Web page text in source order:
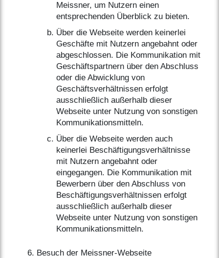
Meissner, um Nutzern einen
entsprechenden Überblick zu bieten.
Über die Webseite werden keinerlei
Geschäfte mit Nutzern angebahnt oder
abgeschlossen. Die Kommunikation mit
Geschäftspartnern über den Abschluss
oder die Abwicklung von
Geschäftsverhältnissen erfolgt
ausschließlich außerhalb dieser
Webseite unter Nutzung von sonstigen
Kommunikationsmitteln.
Über die Webseite werden auch
keinerlei Beschäftigungsverhältnisse
mit Nutzern angebahnt oder
eingegangen. Die Kommunikation mit
Bewerbern über den Abschluss von
Beschäftigungsverhältnissen erfolgt
ausschließlich außerhalb dieser
Webseite unter Nutzung von sonstigen
Kommunikationsmitteln.
Besuch der Meissner-Webseite